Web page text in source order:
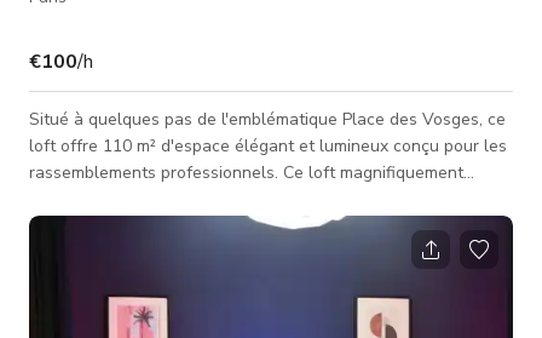
€100/h
Situé à quelques pas de l'emblématique Place des Vosges, ce
loft offre 110 m² d'espace élégant et lumineux conçu pour les
rassemblements professionnels. Ce loft magnifiquement
des murs en pierre apparente, de hauts plafonds et un
zones distinctes : un grand salon avec cuisine et une salle de